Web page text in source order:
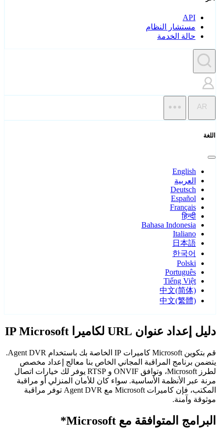
API
مستشار النظام
حالة الخدمة
AR
اللغة
English
العربية
Deutsch
Español
Français
हिन्दी
Bahasa Indonesia
Italiano
日本語
한국어
Polski
Português
Tiếng Việt
中文(简体)
中文(繁體)
دليل إعداد عنوان URL لكاميرا IP Microsoft
قم بتكوين Microsoft كاميرات IP الخاصة بك باستخدام Agent DVR.
يتضمن برنامج المراقبة المجاني الخاص بنا معالج إعداد مخصص
لطرز Microsoft، وتوافق ONVIF و RTSP يوفر لك خيارات اتصال
مرنة عبر الأنظمة الأساسية. سواء كان للأمان المنزلي أو مراقبة
المكتب، فإن كاميرات Microsoft مع Agent DVR توفر مراقبة
موثوقة وآمنة.
البرامج المتوافقة مع Microsoft*